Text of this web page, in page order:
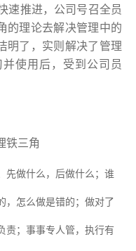
速推进，公司号召全员
的理论去解决管理中的
明了，实则解决了管理
使用后，受到公司员
铁三角
先做什么，后做什么；谁
，怎么做是错的；做对了
责；事事专人管，执行有